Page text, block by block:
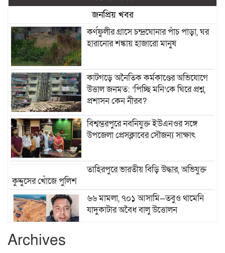
জনপ্রিয় খবর
কর্ণফুলীর গ্রাসে চন্দ্রঘোনার পাঁচ পাড়া, ঘর
হারানোর শঙ্কায় হাজারো মানুষ
কাটগড়ে অনৈতিক কর্মকাণ্ডের অভিযোগে
উত্তাল জনমত: ‘পিচ্ছি মনি’কে ঘিরে প্রশ্ন,
প্রশাসন কেন নীরব?
বিশ্বম্ভরপুরে নবনিযুক্ত ইউএনওর সঙ্গে
উপজেলা প্রেসক্লাবের সৌজন্য সাক্ষাৎ
তাহিরপুরে ভারতীয় বিড়ি উদ্ধার, অভিযুক্ত
কুদ্দুসের খোঁজে পুলিশ
৬৬ মামলা, ৭০১ আসামি—তবুও থামেনি
যাদুকাটার অবৈধ বালু উত্তোলন
Archives